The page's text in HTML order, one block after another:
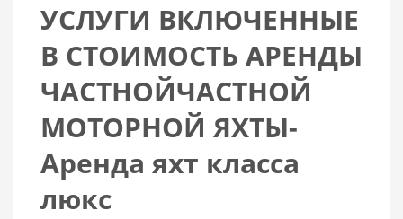
УСЛУГИ ВКЛЮЧЕННЫЕ
В СТОИМОСТЬ АРЕНДЫ
ЧАСТНОЙЧАСТНОЙ
МОТОРНОЙ ЯХТЫ-
Аренда яхт класса
люкс